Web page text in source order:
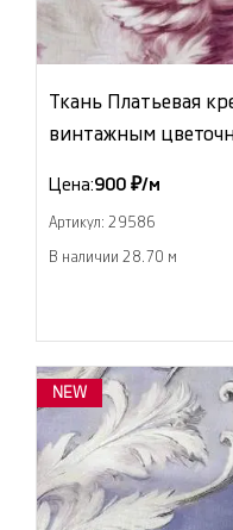
Ткань Платьевая
винтажным
Цена:900 ₽/м
Артикул: 29586
В наличии 28.70 м
NEW